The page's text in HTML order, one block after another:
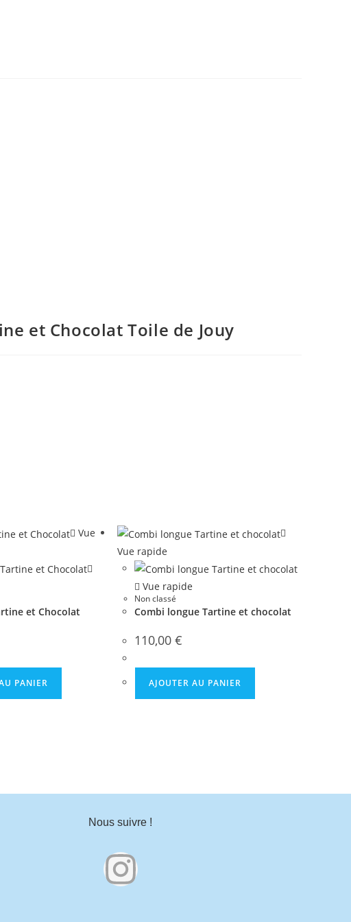
et Chocolat Toile de Jouy
Vue
et Chocolat
PANIER
Vue rapide
Vue rapide
Non classé
Combi longue Tartine et chocolat
110,00 €
AJOUTER AU PANIER
Nous suivre !